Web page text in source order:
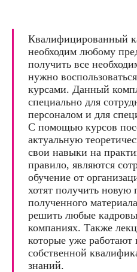
Квалифицированный
необходим любому
получить все
нужно
курсами. Данный
специально для
персоналом и для
С помощью курсов
актуальную
свои навыки на
правило, являются
обучение от
хотят получить
полученного
решить любые
компаниях. Также
которые уже
собственной
знаний.